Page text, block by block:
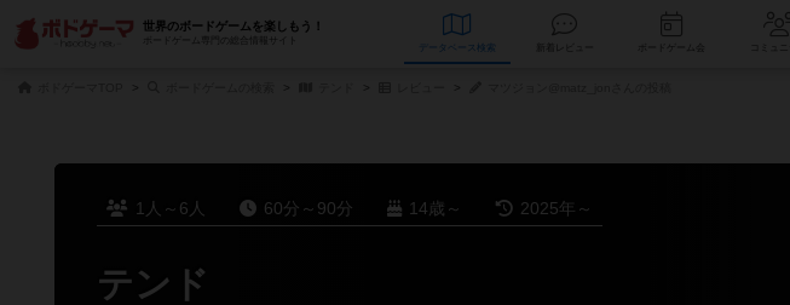
世界のボードゲームを楽しもう！
ボードゲーム専門の総合情報サイト
データベース
1人～6人 60分～90分 14歳～ 2025年～
テンド